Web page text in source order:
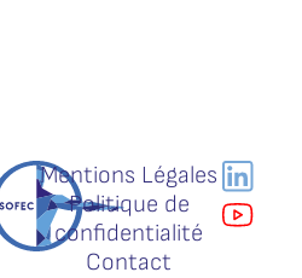
Mentions Légales
Politique de
confidentialité
Contact